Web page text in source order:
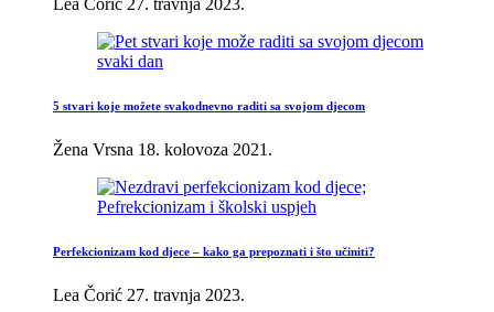
Lea Čorić 27. travnja 2023.
5 stvari koje možete svakodnevno raditi sa svojom djecom
Žena Vrsna 18. kolovoza 2021.
Perfekcionizam kod djece – kako ga prepoznati i što učiniti?
Lea Čorić 27. travnja 2023.